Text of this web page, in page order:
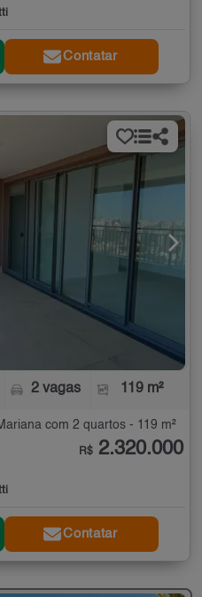
Contatar
2 vagas 119 m²
com 2 quartos - 119 m²
R$ 2.320.000
Contatar